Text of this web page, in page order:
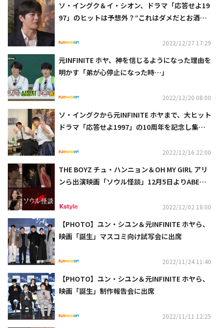
ソ・イングク＆イ・シオン、ドラマ「応答せよ19
97」のヒットは予想外？“これはダメだとお酒を
2022/12/27 17:29
元INFINITE ホヤ、神を信じるようになった理由を
明かす「弟が心停止になった時…」
2022/12/20 08:00
ソ・イングクから元INFINITE ホヤまで、大ヒット
ドラマ「応答せよ1997」の10周年を記念し集
2022/12/16 22:00
THE BOYZ チュ・ハンニョン＆OH MY GIRL アリ
ンら出演映画「ソウル怪談」12月5日よりABEMA
2022/12/02 18:00
【PHOTO】ユン・シユン＆元INFINITE ホヤら、
映画「誕生」マスコミ向け試写会に出席
2022/11/24 11:40
【PHOTO】ユン・シユン＆元INFINITE ホヤら、
映画「誕生」制作報告会に出席
2022/11/11 12:25